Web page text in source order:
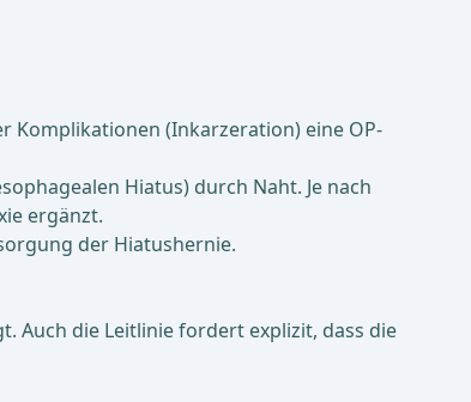
Komplikationen (Inkarzeration) eine OP-
Hiatus) durch Naht. Je nach
ergänzt.
der Hiatushernie.
Auch die Leitlinie fordert explizit, dass die